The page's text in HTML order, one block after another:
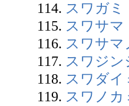
114. スワガミ
115. スワサマ
116. スワサ
117. スワジ
118. スワダ
119. スワノカ